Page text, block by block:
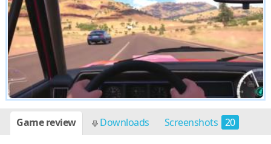
Game review Downloads Screenshots 20